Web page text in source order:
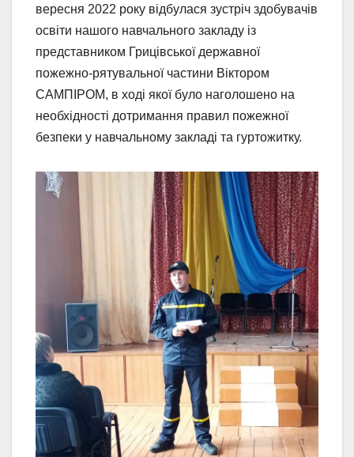
вересня 2022 року відбулася зустріч здобувачів
освіти нашого навчального закладу із
представником Грицівської державної
пожежно-рятувальної частини Віктором
САМПІРОМ, в ході якої було наголошено на
необхідності дотримання правил пожежної
безпеки у навчальному закладі та гуртожитку.